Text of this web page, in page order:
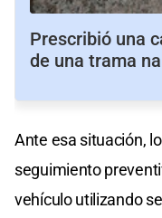
Prescribió una
de una trama
Ante esa situación,
seguimiento
vehículo utilizando